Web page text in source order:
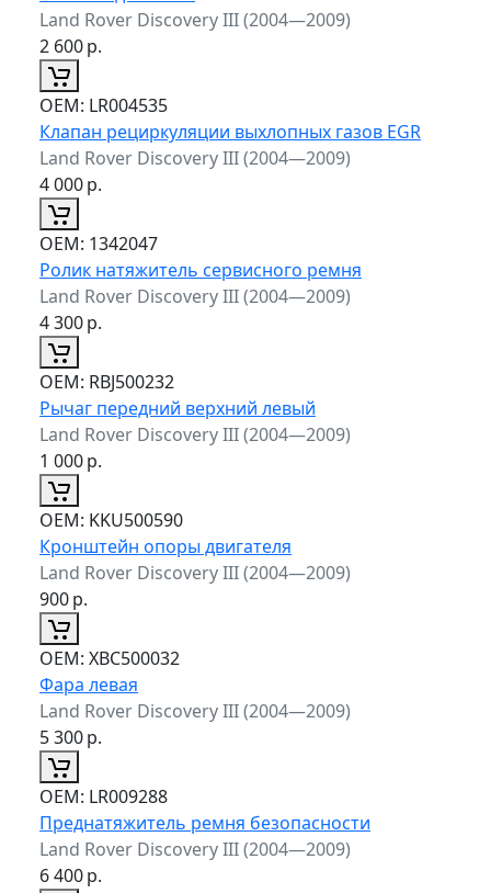
Land Rover Discovery III (2004—2009)
2 600р.
ОЕМ: LR004535
Клапан рециркуляции выхлопных газов EGR
Land Rover Discovery III (2004—2009)
4 000р.
ОЕМ: 1342047
Ролик натяжитель сервисного ремня
Land Rover Discovery III (2004—2009)
4 300р.
ОЕМ: RBJ500232
Рычаг передний верхний левый
Land Rover Discovery III (2004—2009)
1 000р.
ОЕМ: KKU500590
Кронштейн опоры двигателя
Land Rover Discovery III (2004—2009)
900р.
ОЕМ: XBC500032
Фара левая
Land Rover Discovery III (2004—2009)
5 300р.
ОЕМ: LR009288
Преднатяжитель ремня безопасности
Land Rover Discovery III (2004—2009)
6 400р.